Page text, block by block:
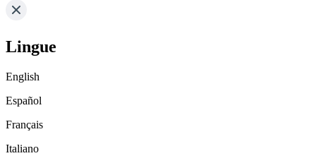
Lingue
English
Español
Français
Italiano